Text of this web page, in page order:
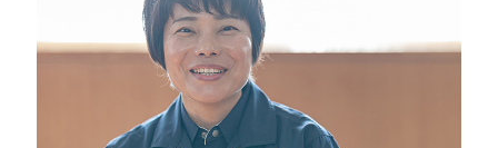
福島県郡山市湖南町舟津村上1-2